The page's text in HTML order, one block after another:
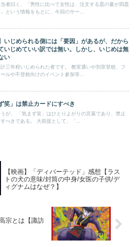
者曰く、「男性に比べて女性は、注文する皿の量が四皿
という情報をもとに、今回のサー...
いじめられる側には「要因」があるが、だから
いじめていい訳では無い。しかし、いじめは無
い
三年程いじめられた者です。 教室通いや別室登校、フ
ールや不登校向けのイベント参加等...
笑」は禁止カードにすべき
が、 「気まず笑」はひとりよがりの言葉であり、禁止
べきである。 大前提として、「...
【映画】「ディパーテッド」感想【ラス
トの犬の意味/封筒の中身/女医の子供/デ
ィグナムはなぜ？】
宗とは【諏訪